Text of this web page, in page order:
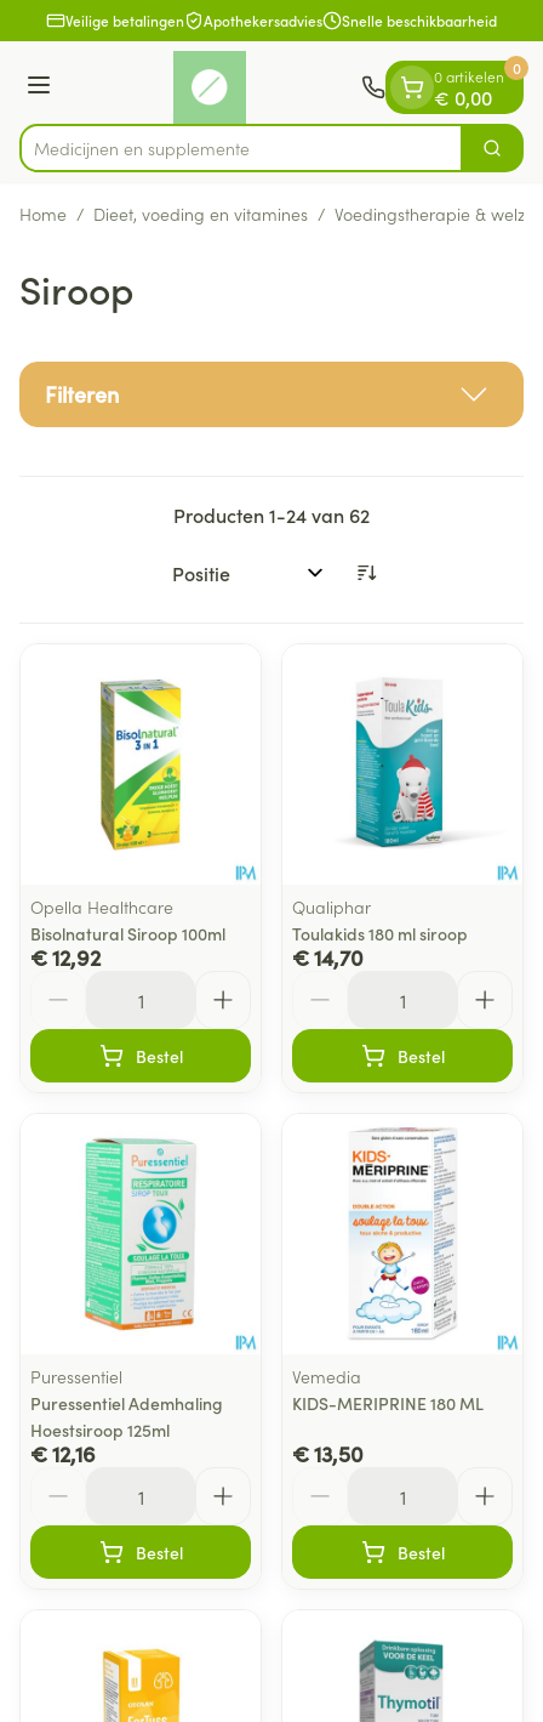
Ga naar de inhoud
1 van 1Veilige betalingen Apothekersadvies Snelle beschikbaarheid
Menu
Product, merk, categorie...
Medic Zoek
0 artikelen
€ 0,00
0
Home / Dieet, voeding en vitamines / Voedingstherapie & welzijn
Siroop
Filteren
Producten1-24van 62
Sorteer op:
Opella Healthcare
Bisolnatural Siroop 100ml
€ 12,92
Bestel
Qualiphar
Toulakids 180 ml siroop
€ 14,70
Bestel
Puressentiel
Puressentiel Ademhaling
Hoestsiroop 125ml
€ 12,16
Bestel
Vemedia
KIDS-MERIPRINE 180 ML
€ 13,50
Bestel